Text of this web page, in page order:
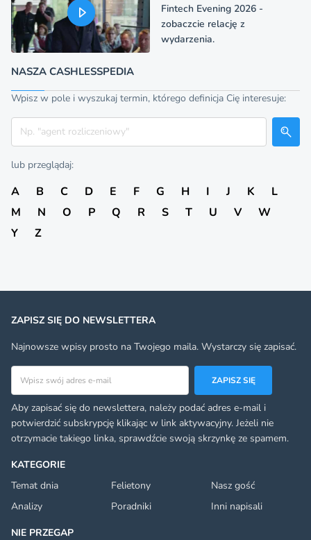
Fintech Evening 2026 -
zobaczcie relację z
wydarzenia.
NASZA CASHLESSPEDIA
Wpisz w pole i wyszukaj termin, którego definicja Cię interesuje:
Szukaj
lub przeglądaj:
A B C D E F G H I J K
L
M
N O P Q R S T U V
W
Y
Z
KATEGORIE
Temat dnia
Felietony
Nasz gość
Analizy
Poradniki
Inni napisali
NIE PRZEGAP
ZAPISZ SIĘ DO NEWSLETTERA
Najnowsze wpisy prosto na Twojego maila. Wystarczy się zapisać.
ZAPISZ SIĘ
Aby zapisać się do newslettera, należy podać adres e-mail i
potwierdzić subskrypcję klikając w link aktywacyjny. Jeżeli nie
otrzymacie takiego linka, sprawdźcie swoją skrzynkę ze spamem.